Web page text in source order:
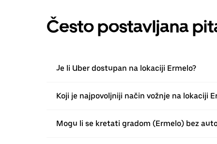
Često postavljana
Je li Uber dostupan na lokaciji Ermelo?
Koji je najpovoljniji način vožnje na lokaciji
Mogu li se kretati gradom (Ermelo) bez